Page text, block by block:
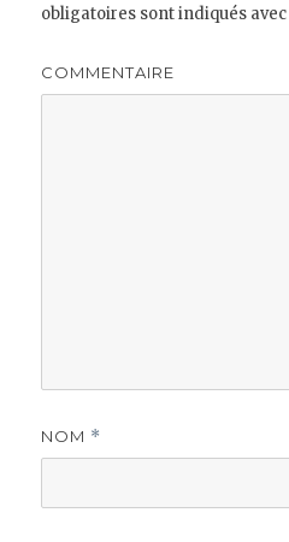
obligatoires sont indiqués avec
COMMENTAIRE
NOM *